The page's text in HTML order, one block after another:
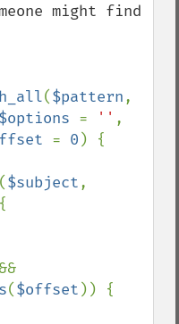
might find
($pattern
$options = ''
= 0 ) {
($subject
&&
($offset )) {